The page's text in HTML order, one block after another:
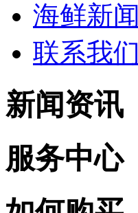
海鲜新闻
联系我们
新闻资讯
服务中心